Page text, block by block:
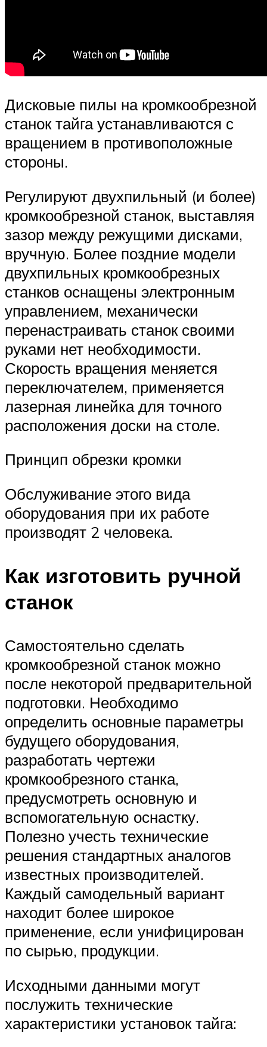
Дисковые пилы на кромкообрезной
станок тайга устанавливаются с
вращением в противоположные
стороны.
Регулируют двухпильный (и более)
кромкообрезной станок, выставляя
зазор между режущими дисками,
вручную. Более поздние модели
двухпильных кромкообрезных
станков оснащены электронным
управлением, механически
перенастраивать станок своими
руками нет необходимости.
Скорость вращения меняется
переключателем, применяется
лазерная линейка для точного
расположения доски на столе.
Принцип обрезки кромки
Обслуживание этого вида
оборудования при их работе
производят 2 человека.
Как изготовить ручной
станок
Самостоятельно сделать
кромкообрезной станок можно
после некоторой предварительной
подготовки. Необходимо
определить основные параметры
будущего оборудования,
разработать чертежи
кромкообрезного станка,
предусмотреть основную и
вспомогательную оснастку.
Полезно учесть технические
решения стандартных аналогов
известных производителей.
Каждый самодельный вариант
находит более широкое
применение, если унифицирован
по сырью, продукции.
Исходными данными могут
послужить технические
характеристики установок тайга: